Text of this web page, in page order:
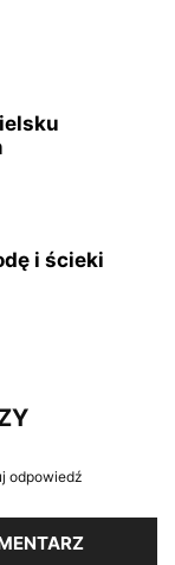
i ścieki
odpowiedź